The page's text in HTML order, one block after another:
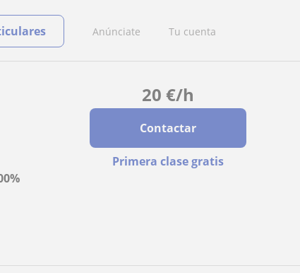
Anúnciate Tu cuenta
20 €/h
Contactar
Primera clase gratis